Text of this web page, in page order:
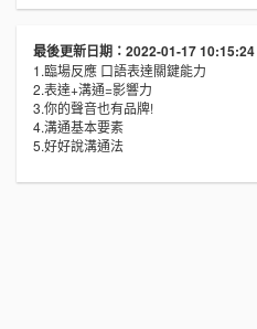
最後更新日期：2022-01-17 10:15:24
1.臨場反應 口語表達關鍵能力
2.表達+溝通=影響力
3.你的聲音也有品牌!
4.溝通基本要素
5.好好說溝通法